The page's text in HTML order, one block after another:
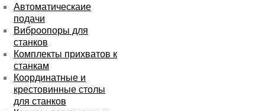
Автоматическаие
подачи
Виброопоры для
станков
Комплекты прихватов к
станкам
Координатные и
крестовинные столы
для станков